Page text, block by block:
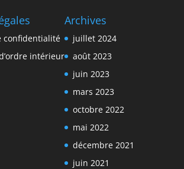
confidentialité
intérieur
Archives
juillet 2024
août 2023
juin 2023
mars 2023
octobre 2022
mai 2022
décembre 2021
juin 2021